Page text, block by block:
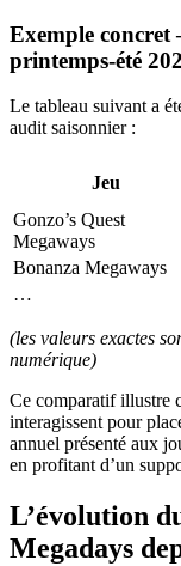
Exemple
printemps‑été
Le tableau suivant a
audit saisonnier :
Jeu
Gonzo’s Quest
Megaways
Bonanza Megaways
…
(les valeurs exactes
numérique)
Ce comparatif illustre
interagissent pour
annuel présenté aux
en profitant d’un
L’évolution
Megadays